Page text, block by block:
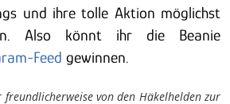
und ihre tolle Aktion möglichst
Also könnt ihr die Beanie
Feed gewinnen.
von den Häkelhelden zur